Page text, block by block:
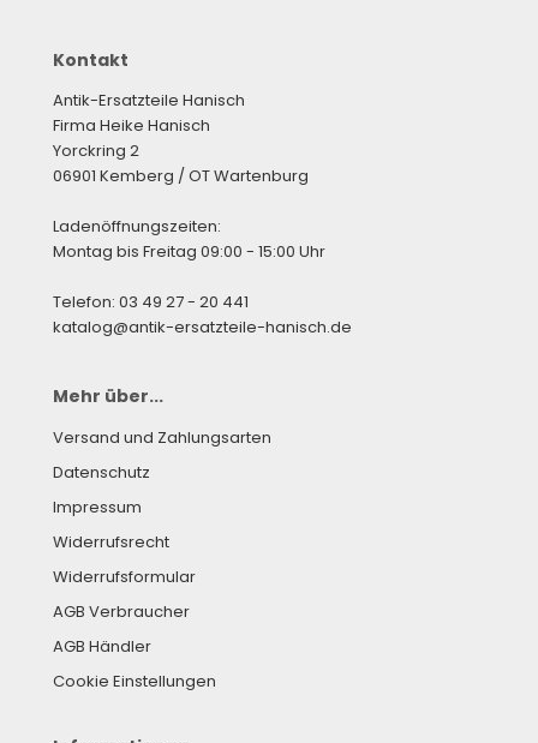
Kontakt
Antik-Ersatzteile Hanisch
Firma Heike Hanisch
Yorckring 2
06901 Kemberg / OT Wartenburg
Ladenöffnungszeiten:
Montag bis Freitag 09:00 - 15:00 Uhr
Telefon: 03 49 27 - 20 441
katalog@antik-ersatzteile-hanisch.de
Mehr über...
Versand und Zahlungsarten
Datenschutz
Impressum
Widerrufsrecht
Widerrufsformular
AGB Verbraucher
AGB Händler
Cookie Einstellungen